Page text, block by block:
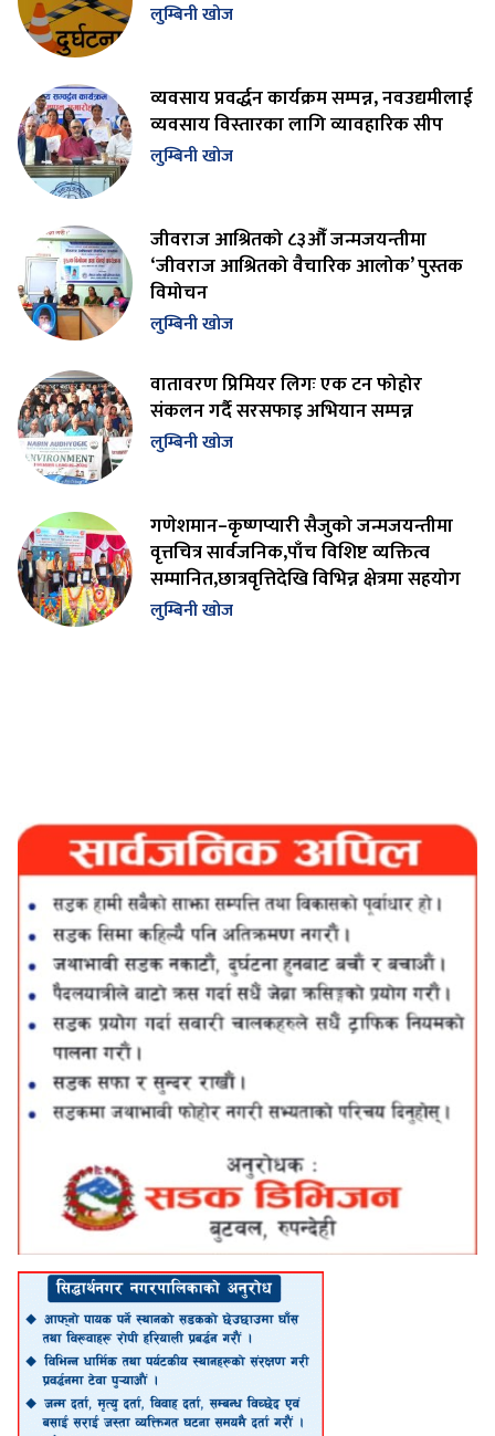
लुम्बिनी खोज
व्यवसाय प्रवर्द्धन कार्यक्रम सम्पन्न, नवउद्यमीलाई
व्यवसाय विस्तारका लागि व्यावहारिक सीप
लुम्बिनी खोज
जीवराज आश्रितको ८३औँ जन्मजयन्तीमा
‘जीवराज आश्रितको वैचारिक आलोक’ पुस्तक
विमोचन
लुम्बिनी खोज
वातावरण प्रिमियर लिगः एक टन फोहोर
संकलन गर्दै सरसफाइ अभियान सम्पन्न
लुम्बिनी खोज
गणेशमान–कृष्णप्यारी सैजुको जन्मजयन्तीमा
वृत्तचित्र सार्वजनिक,पाँच विशिष्ट व्यक्तित्व
सम्मानित,छात्रवृत्तिदेखि विभिन्न क्षेत्रमा सहयोग
लुम्बिनी खोज